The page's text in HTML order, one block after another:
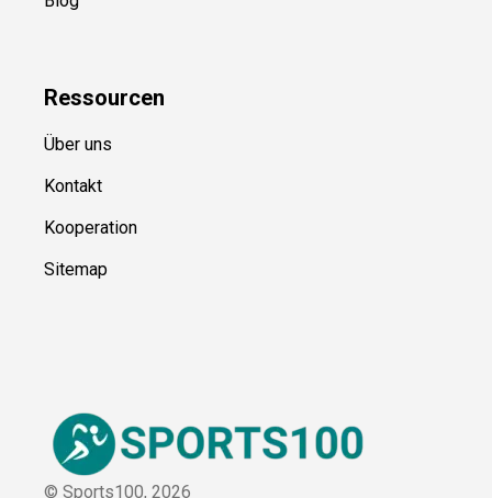
Ressourcen
Über uns
Kontakt
Kooperation
Sitemap
© Sports100, 2026